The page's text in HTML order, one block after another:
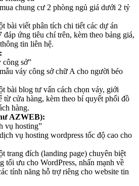
chung cư 2 phòng ngủ giá dưới 2 tỷ
bài viết phân tích chi tiết các dự án
đáp ứng tiêu chí trên, kèm theo bảng giá,
tin liên hệ.
công sở”
váy công sở chữ A cho người béo
bài blog tư vấn cách chọn váy, giới
từ cửa hàng, kèm theo bí quyết phối đồ
hàng.
AZWEB):
vụ hosting”
vụ hosting wordpress tốc độ cao cho
trang đích (landing page) chuyên biệt
tối ưu cho WordPress, nhấn mạnh về
tính năng hỗ trợ riêng cho website tin